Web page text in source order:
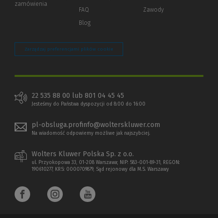
zamówienia
FAQ
Blog
Zawody
Zarządzaj preferencjami plików cookie
22 535 88 00 lub 801 04 45 45
Jesteśmy do Państwa dyspozycji od 8:00 do 16:00
pl-obsluga.profinfo@wolterskluwer.com
Na wiadomość odpowiemy możliwe jak najszybciej.
Wolters Kluwer Polska Sp. z o.o.
ul. Przyokopowa 33, 01-208 Warszawa; NIP: 583-001-89-31, REGON:
190610277, KRS: 0000709879, Sąd rejonowy dla M.S. Warszawy